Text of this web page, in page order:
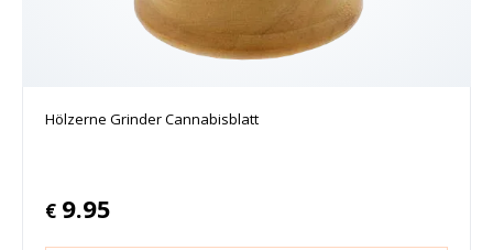
Hölzerne Grinder Cannabisblatt
€ 9.95